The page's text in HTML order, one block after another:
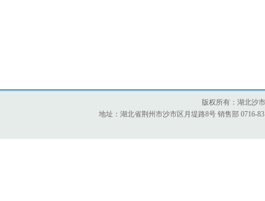
版权所有：湖北沙
地址：湖北省荆州市沙市区月堤路8号 销售部 0716-